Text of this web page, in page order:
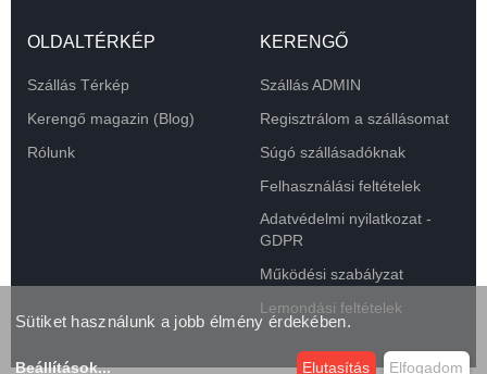
OLDALTÉRKÉP
Szállás Térkép
Kerengő magazin (Blog)
Rólunk
KERENGŐ
Szállás ADMIN
Regisztrálom a szállásomat
Súgó szállásadóknak
Felhasználási feltételek
Adatvédelmi nyilatkozat -
GDPR
Működési szabályzat
Lemondási feltételek
Sütiket használunk a jobb élmény érdekében.
Beállítások... Elutasítás Elfogadom